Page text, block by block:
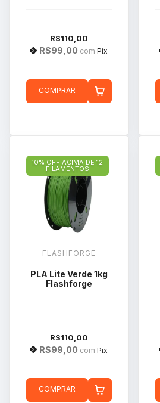
R$110,00
R$99,00 com Pix
COMPRAR
10% OFF ACIMA DE 12
FILAMENTOS
FLASHFORGE
PLA Lite Verde 1kg
Flashforge
R$110,00
R$99,00 com Pix
COMPRAR